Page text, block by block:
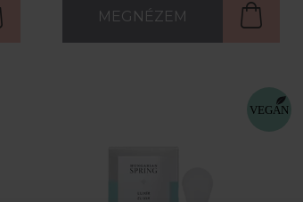
MEGNÉZEM